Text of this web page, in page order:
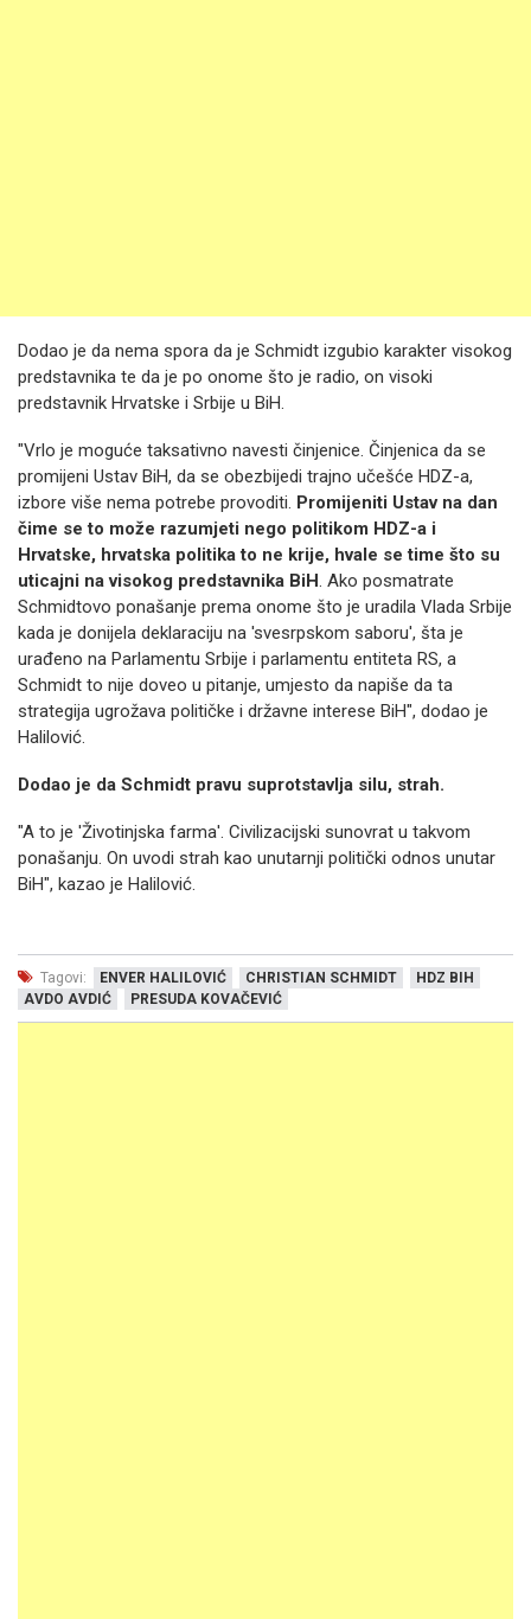
Dodao je da nema spora da je Schmidt izgubio karakter visokog
predstavnika te da je po onome što je radio, on visoki
predstavnik Hrvatske i Srbije u BiH.
"Vrlo je moguće taksativno navesti činjenice. Činjenica da se
promijeni Ustav BiH, da se obezbijedi trajno učešće HDZ-a,
izbore više nema potrebe provoditi. Promijeniti Ustav na dan
čime se to može razumjeti nego politikom HDZ-a i
Hrvatske, hrvatska politika to ne krije, hvale se time što su
uticajni na visokog predstavnika BiH. Ako posmatrate
Schmidtovo ponašanje prema onome što je uradila Vlada Srbije
kada je donijela deklaraciju na 'svesrpskom saboru', šta je
urađeno na Parlamentu Srbije i parlamentu entiteta RS, a
Schmidt to nije doveo u pitanje, umjesto da napiše da ta
strategija ugrožava političke i državne interese BiH", dodao je
Halilović.
Dodao je da Schmidt pravu suprotstavlja silu, strah.
"A to je 'Životinjska farma'. Civilizacijski sunovrat u takvom
ponašanju. On uvodi strah kao unutarnji politički odnos unutar
BiH", kazao je Halilović.
Tagovi: ENVER HALILOVIĆ CHRISTIAN SCHMIDT
HDZ BIH
AVDO AVDIĆ
PRESUDA KOVAČEVIĆ